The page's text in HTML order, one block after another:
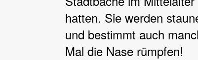
hatten. Sie werden
und bestimmt auch
Mal die Nase rümpfen!